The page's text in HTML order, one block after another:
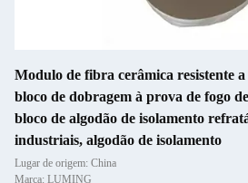
Modulo de fibra cerâmica resistente
bloco de dobragem à prova de fogo
bloco de algodão de isolamento
industriais, algodão de isolamento
Lugar de origem: China
Marca: LUMING